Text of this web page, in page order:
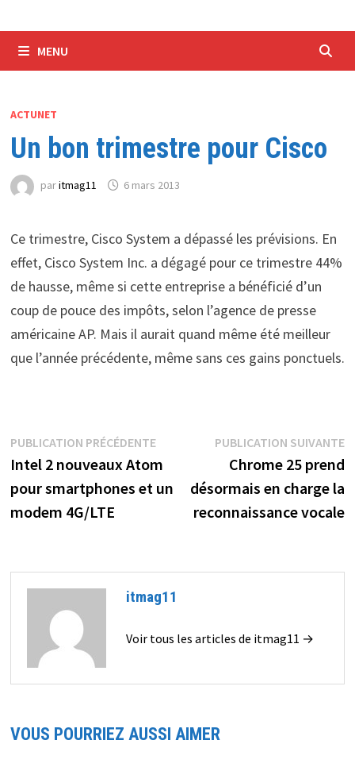
MENU
ACTUNET
Un bon trimestre pour Cisco
paritmag11 6 mars 2013
Ce trimestre, Cisco System a dépassé les prévisions. En
effet, Cisco System Inc. a dégagé pour ce trimestre 44%
de hausse, même si cette entreprise a bénéficié d’un
coup de pouce des impôts, selon l’agence de presse
américaine AP. Mais il aurait quand même été meilleur
que l’année précédente, même sans ces gains ponctuels.
Navigation
de
l’article
PUBLICATION PRÉCÉDENTEPublication
précédente :
Intel 2 nouveaux Atom
pour smartphones et un
modem 4G/LTE
PUBLICATION SUIVANTE
Chrome 25 prend
désormais en charge la
reconnaissance vocale
itmag11
Voir tous les articles de itmag11 →
VOUS POURRIEZ AUSSI AIMER